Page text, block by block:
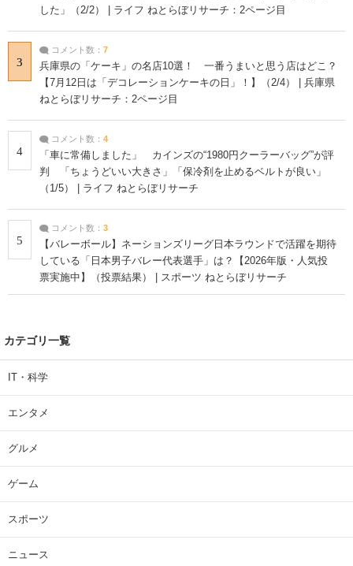
した」（2/2） | ライフ ねとらぼリサーチ：2ページ目
3
コメント数： 7
兵庫県の「ケーキ」の名店10選！ 一番うまいと思う店はどこ？
【7月12日は「デコレーションケーキの日」！】（2/4） | 兵庫県
ねとらぼリサーチ：2ページ目
4
コメント数： 4
「車に常備しました」 カインズの“1980円クーラーバッグ”が評
判 「ちょうどいい大きさ」「保冷剤を止めるベルトが良い」
（1/5） | ライフ ねとらぼリサーチ
5
コメント数： 3
【バレーボール】ネーションズリーグ日本ラウンドで活躍を期待
している「日本男子バレー代表選手」は？【2026年版・人気投
票実施中】（投票結果） | スポーツ ねとらぼリサーチ
カテゴリ一覧
IT・科学
エンタメ
グルメ
ゲーム
スポーツ
ニュース